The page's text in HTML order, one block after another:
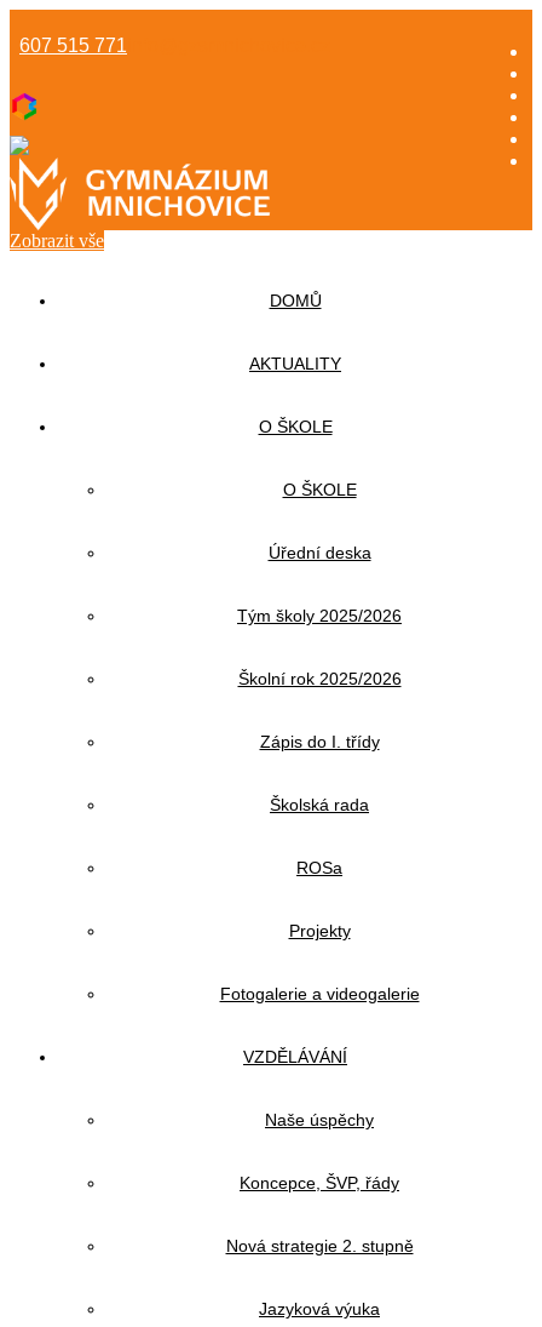
607 515 771
Zobrazit vše
DOMŮ
AKTUALITY
O ŠKOLE
O ŠKOLE
Úřední deska
Tým školy 2025/2026
Školní rok 2025/2026
Zápis do I. třídy
Školská rada
ROSa
Projekty
Fotogalerie a videogalerie
VZDĚLÁVÁNÍ
Naše úspěchy
Koncepce, ŠVP, řády
Nová strategie 2. stupně
Jazyková výuka